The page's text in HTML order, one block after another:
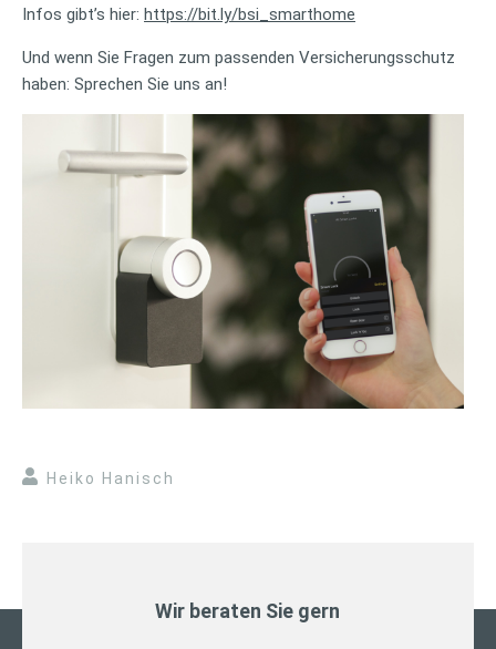
Infos gibt’s hier: https://bit.ly/bsi_smarthome
Und wenn Sie Fragen zum passenden Versicherungsschutz
haben: Sprechen Sie uns an!
Heiko Hanisch
Wir beraten Sie gern